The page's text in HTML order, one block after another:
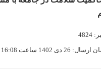
دی 1402 ساعت 16:08